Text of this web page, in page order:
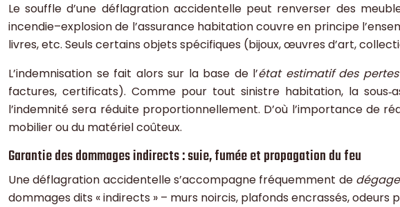
Le souffle d’une déflagration accidentelle peut renverser des
incendie–explosion de l’assurance habitation couvre en principe
livres, etc. Seuls certains objets spécifiques (bijoux, œuvres d’art,
L’indemnisation se fait alors sur la base de l’état estimatif des pertes
factures, certificats). Comme pour tout sinistre habitation, la
l’indemnité sera réduite proportionnellement. D’où l’importance de
mobilier ou du matériel coûteux.
Garantie des dommages indirects : suie, fumée et propagation du feu
Une déflagration accidentelle s’accompagne fréquemment de
dommages dits « indirects » – murs noircis, plafonds encrassés,